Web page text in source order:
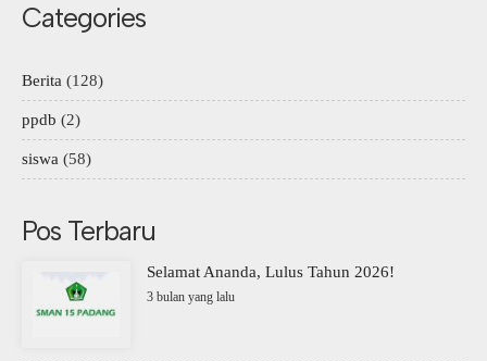
Categories
Berita (128)
ppdb (2)
siswa (58)
Pos Terbaru
Selamat Ananda, Lulus Tahun 2026!
3 bulan yang lalu